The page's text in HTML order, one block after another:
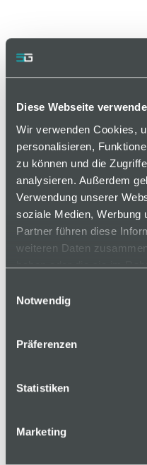
Diese Webseite
Wir verwenden Cookies,
personalisieren,
zu können und die
analysieren. Außerdem
Verwendung unserer
soziale Medien, Werbung
Partner führen diese
weiteren Daten
haben oder die sie im
Notwendig
Präferenzen
Statistiken
Marketing
Artikelnummer
Die Greifschale dient
eine selektive
ermöglichen.